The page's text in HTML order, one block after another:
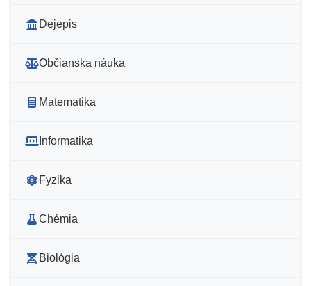
Dejepis
Občianska náuka
Matematika
Informatika
Fyzika
Chémia
Biológia